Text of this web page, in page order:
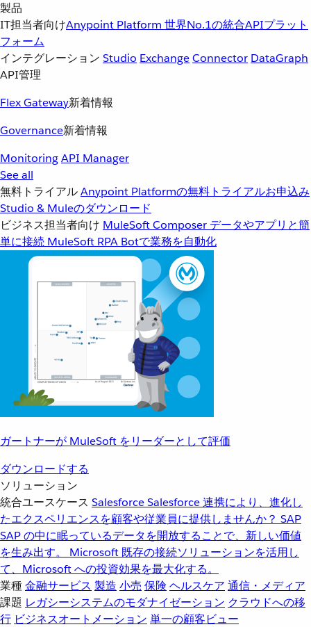
製品
IT担当者向けAnypoint Platform 世界No.1の統合APIプラット
フォーム
インテグレーション Studio ExchangeConnector DataGraph
API管理
Flex Gateway新着情報
Governance新着情報
MonitoringAPI Manager
See all
無料トライアルAnypoint Platformの無料トライアルお申込み
Studio & Muleのダウンロード
ビジネス担当者向け MuleSoft Composer データやアプリと簡
単に接続 MuleSoft RPA Botで業務を自動化
ガートナーが MuleSoft をリーダーとして評価
ダウンロードする
ソリューション
統合ユースケース SalesforceSalesforce 連携により、進化し
たエクスペリエンスを顧客や従業員に提供しませんか？ SAP
SAP の中に眠っているデータを開放することで、新しい価値
を生み出す。
Microsoft 既存の接続ソリューションを活用し
て、Microsoft への投資効果を最大化する。
業種金融サービス 製造 小売 保険 ヘルスケア 通信・メディア
課題 レガシーシステムのモダナイゼーション クラウドへの移
行 ビジネスオートメーション 単一の顧客ビュー